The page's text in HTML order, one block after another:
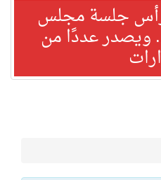
جلسة مجلس
ويصدر عددًا من